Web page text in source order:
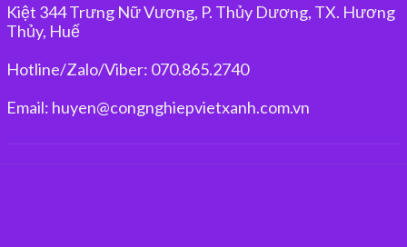
Kiệt 344 Trưng Nữ Vương, P. Thủy Dương, TX. Hương
Thủy, Huế
Hotline/Zalo/Viber: 070.865.2740
Email: huyen@congnghiepvietxanh.com.vn